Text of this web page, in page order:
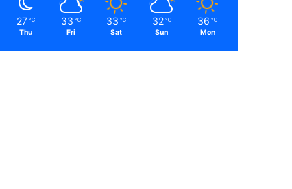
27 ℃
Thu
33 ℃
Fri
33 ℃
Sat
32 ℃
Sun
36 ℃
Mon